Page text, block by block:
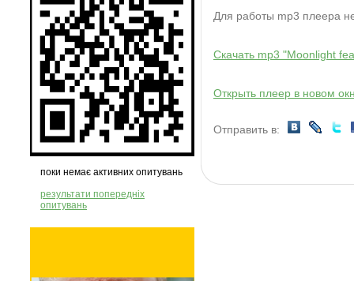
поки немає активних опитувань
результати попередніх
опитувань
Для работы mp3 плеера
Скачать mp3 "Moonlight
Открыть плеер в новом
Отправить в: